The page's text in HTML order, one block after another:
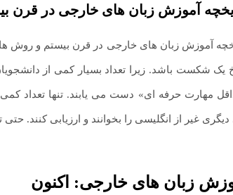
آموزش زبان های خارجی در قرن
آموزش زبان های خارجی در قرن بیستم و روش
یک شکست باشد. زیرا تعداد بسیار کمی از
مهارت حرفه ای» دست می یابند. تنها تعداد
غیر از انگلیسی را بخوانند و ارزیابی کنند.
زبان های خارجی: اکنون